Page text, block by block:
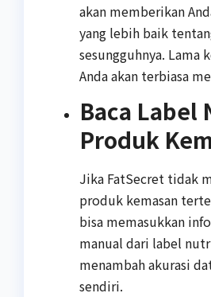
akan memberikan
yang lebih baik
sesungguhnya. Lama
Anda akan terbiasa
Baca Label
Produk
Jika FatSecret tidak
produk kemasan
bisa memasukkan
manual dari label
menambah akurasi
sendiri.